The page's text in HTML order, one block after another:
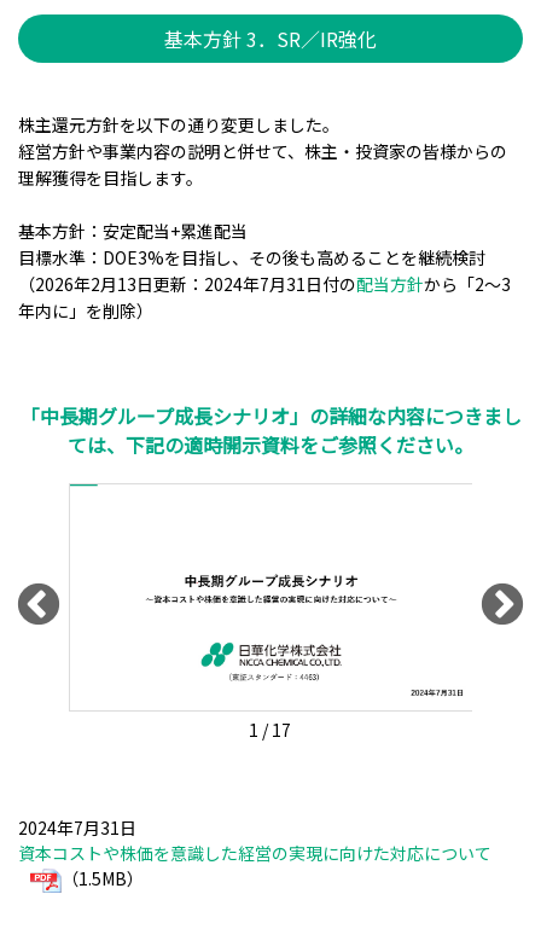
基本方針 3．SR／IR強化
株主還元方針を以下の通り変更しました。
経営方針や事業内容の説明と併せて、株主・投資家の皆様からの
理解獲得を目指します。
基本方針：安定配当+累進配当
目標水準：DOE3%を目指し、その後も高めることを継続検討
（2026年2月13日更新：2024年7月31日付の配当方針から「2～3
年内に」を削除）
「中長期グループ成長シナリオ」の詳細な内容につきまし
ては、下記の適時開示資料をご参照ください。
1 /17
2024年7月31日
資本コストや株価を意識した経営の実現に向けた対応について
（1.5MB）